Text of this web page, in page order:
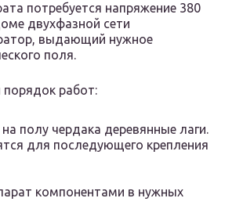
потребуется напряжение 380
двухфазной сети
выдающий нужное
поля.
работ:
полу чердака деревянные лаги.
для последующего крепления
компонентами в нужных